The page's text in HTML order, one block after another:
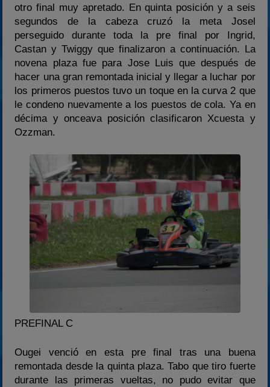
otro final muy apretado. En quinta posición y a seis
segundos de la cabeza cruzó la meta Josel
perseguido durante toda la pre final por Ingrid,
Castan y Twiggy que finalizaron a continuación. La
novena plaza fue para Jose Luis que después de
hacer una gran remontada inicial y llegar a luchar por
los primeros puestos tuvo un toque en la curva 2 que
le condeno nuevamente a los puestos de cola. Ya en
décima y onceava posición clasificaron Xcuesta y
Ozzman.
PREFINAL C
Ougei venció en esta pre final tras una buena
remontada desde la quinta plaza. Tabo que tiro fuerte
durante las primeras vueltas, no pudo evitar que